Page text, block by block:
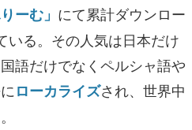
ーむ」 にて累計ダウンロー
いる。その人気は日本だけ
語だけでなくペルシャ語や
ローカライズされ、世界中